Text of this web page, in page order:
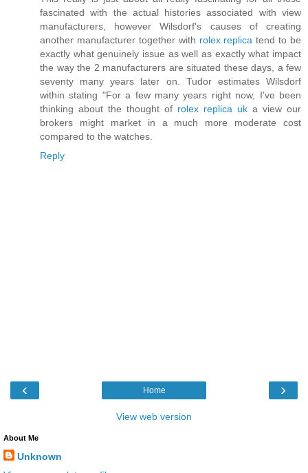
fascinated with the actual histories associated with view
manufacturers, however Wilsdorf's causes of creating
another manufacturer together with rolex replica tend to be
exactly what genuinely issue as well as exactly what impact
the way the 2 manufacturers are situated these days, a few
seventy many years later on. Tudor estimates Wilsdorf
within stating "For a few many years right now, I've been
thinking about the thought of rolex replica uk a view our
brokers might market in a much more moderate cost
compared to the watches.
Reply
‹ ›
Home
View web version
About Me
Unknown